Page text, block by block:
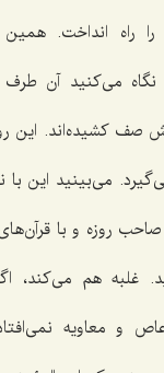
راه انداخت.
نگاه می‌كنید آن
صف كشیده‌اند. این
می‌بینید این
روزه و با
غلبه هم می‌كند،
و معاویه